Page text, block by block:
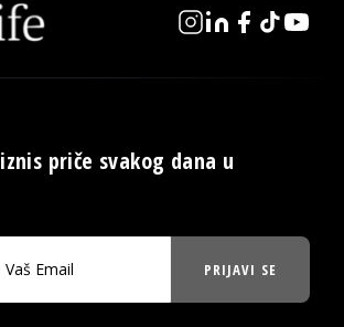
priče svakog dana u
PRIJAVI SE